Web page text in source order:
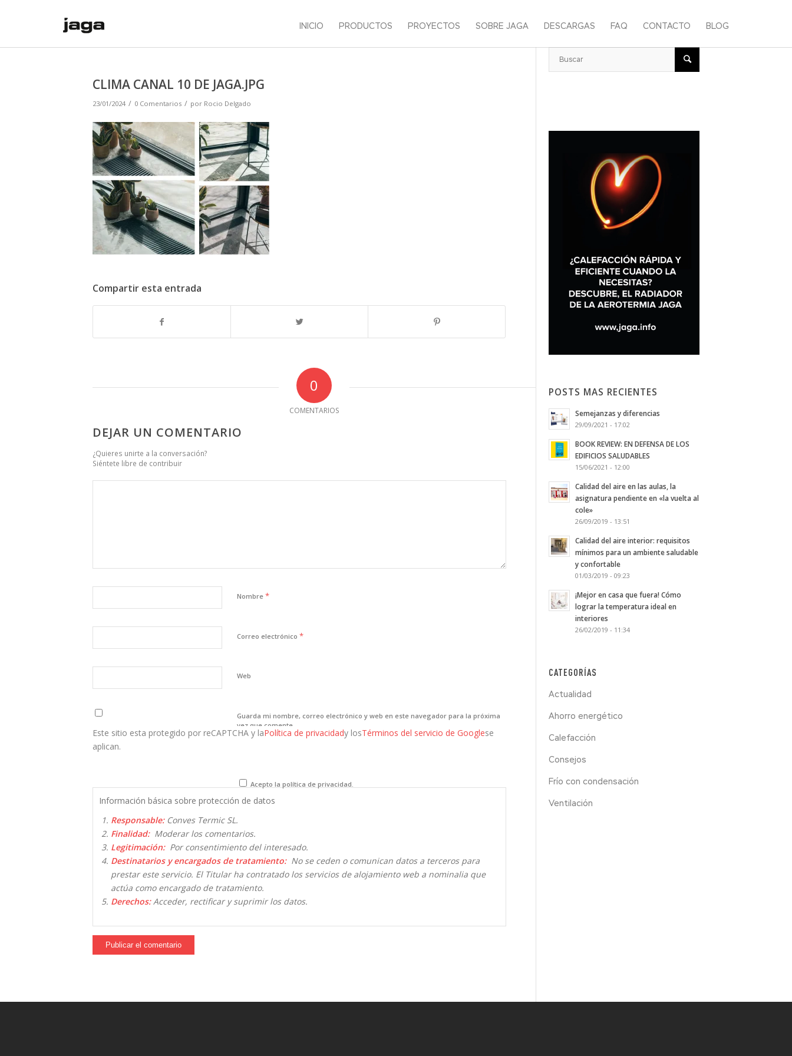
INICIO PRODUCTOS PROYECTOS SOBRE JAGA DESCARGAS FAQ CONTACTO BLOG
CLIMA CANAL 10 DE JAGA.JPG
23/01/2024 / 0 Comentarios / por Rocio Delgado
Compartir esta entrada
0
COMENTARIOS
DEJAR UN COMENTARIO
¿Quieres unirte a la conversación?
Siéntete libre de contribuir
Nombre *
Correo electrónico *
Web
Guarda mi nombre, correo electrónico y web en este navegador para la próxima
vez que comente.
Este sitio esta protegido por reCAPTCHA y laPolítica de privacidady losTérminos del servicio de Googlese
aplican.
Acepto la política de privacidad.
Información básica sobre protección de datos
Responsable:Conves Termic SL.
Finalidad:Moderar los comentarios.
Legitimación:Por consentimiento del interesado.
Destinatarios y encargados de tratamiento:No se ceden o comunican datos a terceros para
prestar este servicio. El Titular ha contratado los servicios de alojamiento web a nominalia que
actúa como encargado de tratamiento.
Derechos:Acceder, rectificar y suprimir los datos.
POSTS MAS RECIENTES
Semejanzas y diferencias
29/09/2021 - 17:02
BOOK REVIEW: EN DEFENSA DE LOS
EDIFICIOS SALUDABLES
15/06/2021 - 12:00
Calidad del aire en las aulas, la
asignatura pendiente en «la vuelta al
cole»
26/09/2019 - 13:51
Calidad del aire interior: requisitos
mínimos para un ambiente saludable
y confortable
01/03/2019 - 09:23
¡Mejor en casa que fuera! Cómo
lograr la temperatura ideal en
interiores
26/02/2019 - 11:34
CATEGORÍAS
Actualidad
Ahorro energético
Calefacción
Consejos
Frío con condensación
Ventilación